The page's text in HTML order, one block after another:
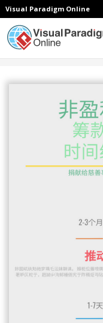
Visual Paradigm Online